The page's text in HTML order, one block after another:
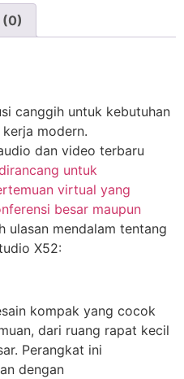
(0)
canggih untuk kebutuhan
modern.
dan video terbaru
untuk
virtual yang
besar maupun
ulasan mendalam tentang
X52:
kompak yang cocok
dari ruang rapat kecil
Perangkat ini
dengan